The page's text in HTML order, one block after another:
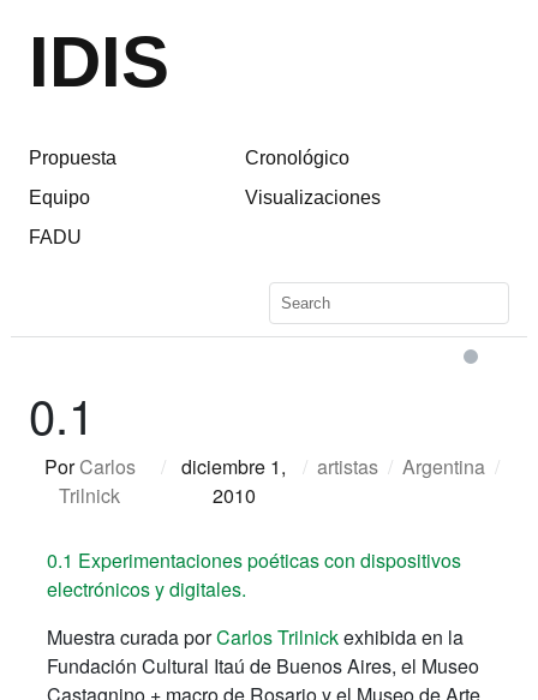
IDIS
Propuesta
Equipo
FADU
Cronológico
Visualizaciones
0.1
PorCarlos
Trilnick
/ diciembre 1,
2010
/ artistas / Argentina /
0.1 Experimentaciones poéticas con dispositivos
electrónicos y digitales.
Muestra curada porCarlos Trilnickexhibida en la
Fundación Cultural Itaú de Buenos Aires, el Museo